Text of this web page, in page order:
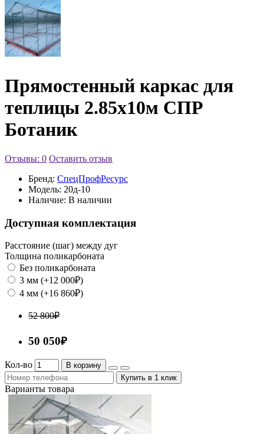
Прямостенный каркас для
теплицы 2.85х10м СПР
Ботаник
Отзывы: 0 Оставить отзыв
Бренд: СпецПрофРесурс
Модель: 20д-10
Наличие: В наличии
Доступная комплектация
Расстояние (шаг) между дуг
Толщина поликарбоната
Без поликарбоната
3 мм (+12 000₽)
4 мм (+16 860₽)
52 800₽
50 050₽
Кол-во
В корзину
Купить в 1 клик
Варианты товара